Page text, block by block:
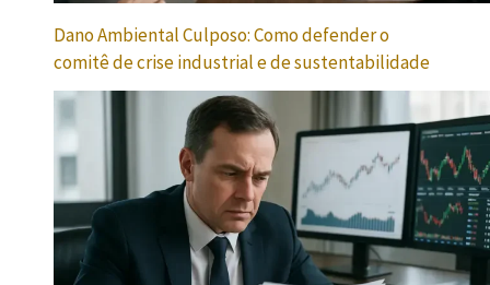
Dano Ambiental Culposo: Como defender o
comitê de crise industrial e de sustentabilidade